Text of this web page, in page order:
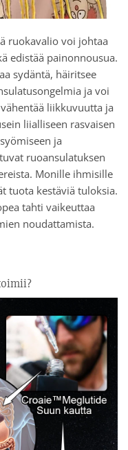
ruokavalio voi johtaa
edistää painonnousua.
sydäntä, häiritsee
ja voi
liikkuvuutta ja
liialliseen rasvaisen
ja
ruoansulatuksen
Monille ihmisille
tuota kestäviä tuloksia.
tahti vaikeuttaa
noudattamista.